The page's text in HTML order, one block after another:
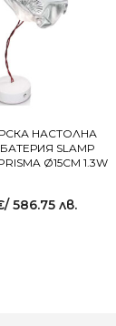
НАСТОЛНА
SLAMP
Ø15СМ 1.3W
/ 586.75 лв.